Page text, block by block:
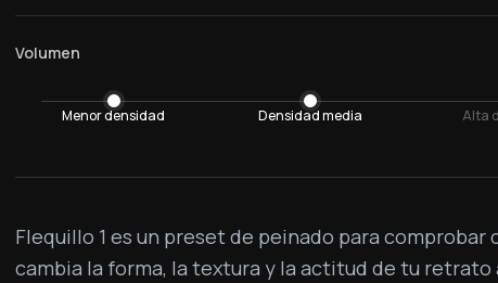
Volumen
Menor densidad Densidad media Alta
Flequillo 1 es un preset de peinado para
cambia la forma, la textura y la actitud de tu